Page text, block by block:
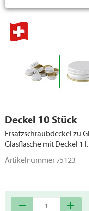
Deckel 10 Stück
Ersatzschraubdeckel zu
Glasflasche mit Deckel 1 l.
Artikelnummer 75123
remove add